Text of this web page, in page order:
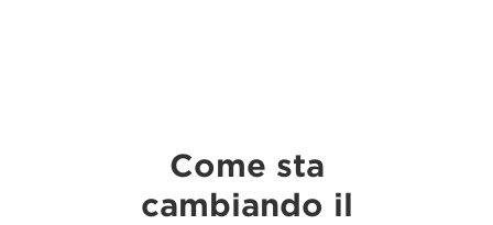
Come sta
cambiando il